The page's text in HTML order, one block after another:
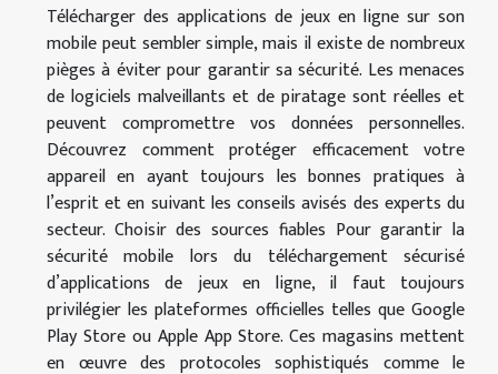
Télécharger des applications de jeux en ligne sur son
mobile peut sembler simple, mais il existe de nombreux
pièges à éviter pour garantir sa sécurité. Les menaces
de logiciels malveillants et de piratage sont réelles et
peuvent compromettre vos données personnelles.
Découvrez comment protéger efficacement votre
appareil en ayant toujours les bonnes pratiques à
l’esprit et en suivant les conseils avisés des experts du
secteur. Choisir des sources fiables Pour garantir la
sécurité mobile lors du téléchargement sécurisé
d’applications de jeux en ligne, il faut toujours
privilégier les plateformes officielles telles que Google
Play Store ou Apple App Store. Ces magasins mettent
en œuvre des protocoles sophistiqués comme le